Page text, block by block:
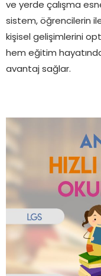
ve yerde çalışma
sistem, öğrencilerin
kişisel gelişimlerini
hem eğitim
avantaj sağlar.